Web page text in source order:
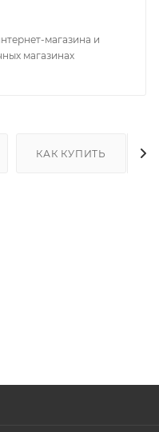
магазина и
магазинах
КАК КУПИТЬ